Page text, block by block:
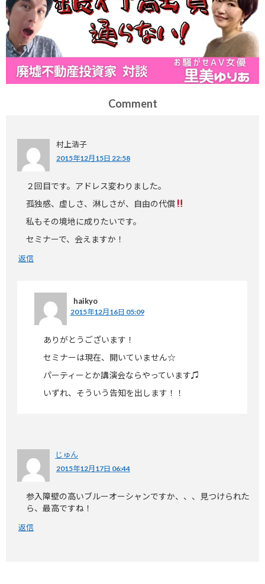
Comment
村上浩子
2015年12月15日 22:58
２回目です。アドレス変わりました。
孤独感、虚しさ、淋しさが、自由の代償
私もその境地に成りたいです。
セミナーで、会えますか！
返信
haikyo
2015年12月16日 05:09
ありがとうございます！
セミナーは現在、開いていません☆
パーティーとか講演会ならやっています♫
いずれ、そういう告知を出します！！
じゅん
2015年12月17日 06:44
参入障壁の高いブルーオーシャンですか、、、見つけられた
ら、最高ですね！
返信